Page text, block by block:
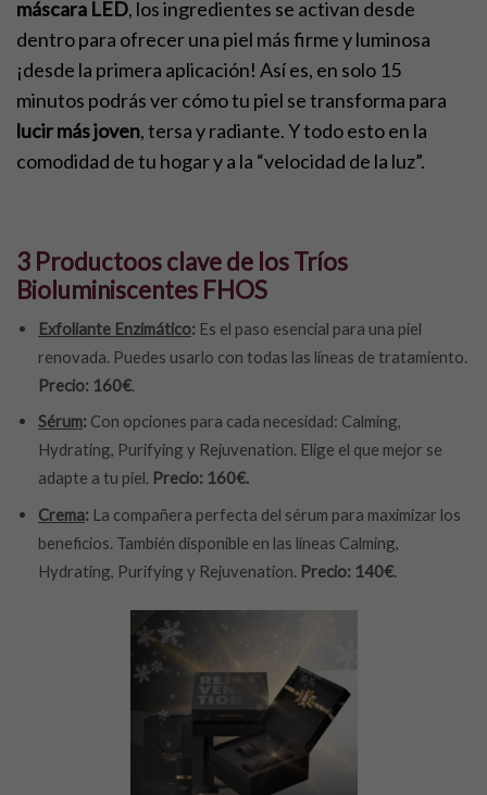
máscara LED, los ingredientes se activan desde
dentro para ofrecer una piel más firme y luminosa
¡desde la primera aplicación! Así es, en solo 15
minutos podrás ver cómo tu piel se transforma para
lucir más joven, tersa y radiante. Y todo esto en la
comodidad de tu hogar y a la “velocidad de la luz”.
3 Productoos clave de los Tríos
Bioluminiscentes FHOS
Exfoliante Enzimático: Es el paso esencial para una piel
renovada. Puedes usarlo con todas las líneas de tratamiento.
Precio: 160€.
Sérum: Con opciones para cada necesidad: Calming,
Hydrating, Purifying y Rejuvenation. Elige el que mejor se
adapte a tu piel. Precio: 160€.
Crema: La compañera perfecta del sérum para maximizar los
beneficios. También disponible en las líneas Calming,
Hydrating, Purifying y Rejuvenation. Precio: 140€.